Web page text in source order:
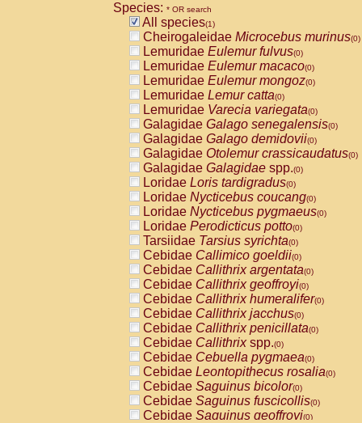
Species: * OR search
All species(1)
Cheirogaleidae Microcebus murinus(0)
Lemuridae Eulemur fulvus(0)
Lemuridae Eulemur macaco(0)
Lemuridae Eulemur mongoz(0)
Lemuridae Lemur catta(0)
Lemuridae Varecia variegata(0)
Galagidae Galago senegalensis(0)
Galagidae Galago demidovii(0)
Galagidae Otolemur crassicaudatus(0)
Galagidae Galagidae spp.(0)
Loridae Loris tardigradus(0)
Loridae Nycticebus coucang(0)
Loridae Nycticebus pygmaeus(0)
Loridae Perodicticus potto(0)
Tarsiidae Tarsius syrichta(0)
Cebidae Callimico goeldii(0)
Cebidae Callithrix argentata(0)
Cebidae Callithrix geoffroyi(0)
Cebidae Callithrix humeralifer(0)
Cebidae Callithrix jacchus(0)
Cebidae Callithrix penicillata(0)
Cebidae Callithrixspp.(0)
Cebidae Cebuella pygmaea(0)
Cebidae Leontopithecus rosalia(0)
Cebidae Saguinus bicolor(0)
Cebidae Saguinus fuscicollis(0)
Cebidae Saguinus geoffroyi(0)